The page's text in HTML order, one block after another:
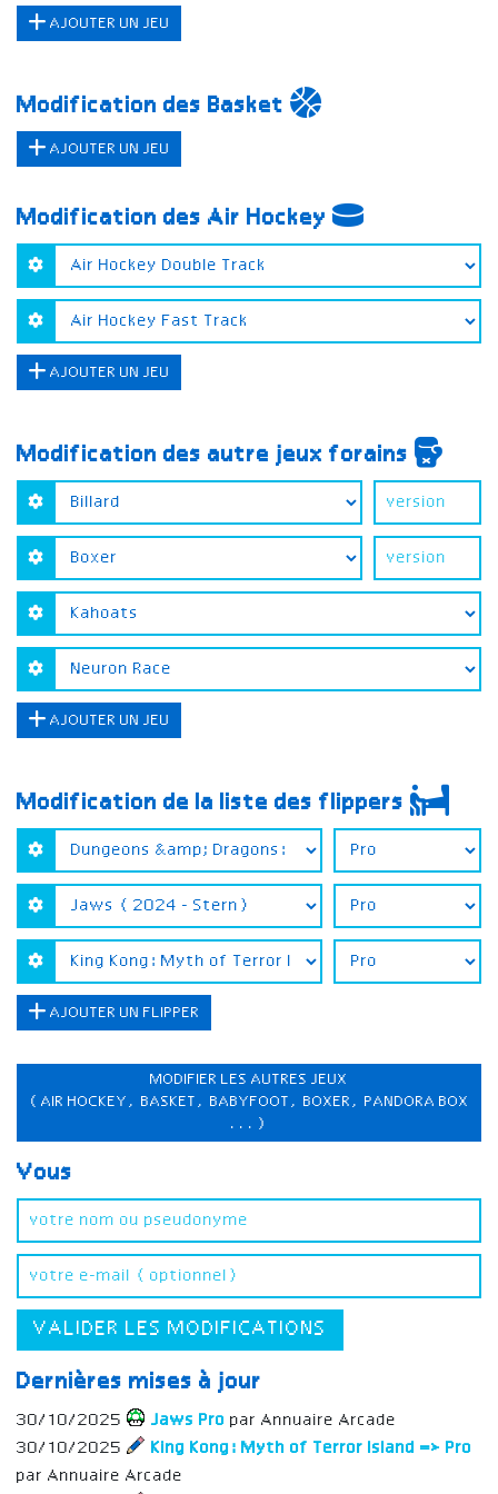
AJOUTER UN JEU
Modification des Basket
AJOUTER UN JEU
Modification des Air Hockey
AJOUTER UN JEU
Modification des autre jeux forains
AJOUTER UN JEU
Modification de la liste des flippers
AJOUTER UN FLIPPER
MODIFIER LES AUTRES JEUX
(AIR HOCKEY, BASKET, BABYFOOT, BOXER, PANDORA BOX
...)
Vous
VALIDER LES MODIFICATIONS
Dernières mises à jour
30/10/2025 Jaws Pro par Annuaire Arcade
30/10/2025
King Kong: Myth of Terror Island => Pro
par Annuaire Arcade